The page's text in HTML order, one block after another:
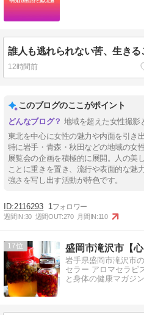
12時間前
このブログのここがポイント
地域を超えた女性撮影
東北を中心に女性の魅力や内面を引き
特に岩手・青森・秋田などの地域の女
展覧会の企画を積極的に展開。人の美
ことに重きを置き、流行や表面的な魅
強さを写し出す活動が特色です。
2116293 1
週間IN:30 週間OUT:270 月間IN:110
17 盛岡市滝沢市【
岩手県盛岡市滝沢市
セラー アロマセラピ
と身体の健康マガジン